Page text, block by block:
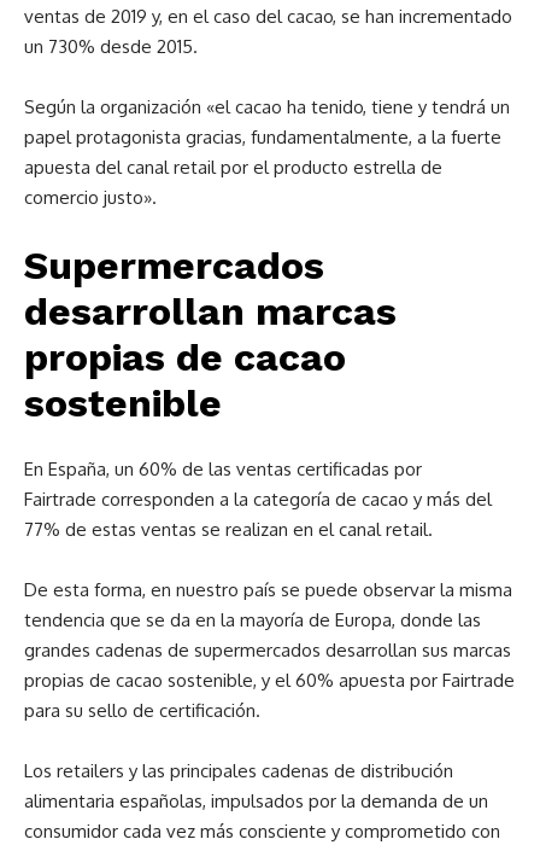
ventas de 2019 y, en el caso del cacao, se han incrementado
un 730% desde 2015.
Según la organización «el cacao ha tenido, tiene y tendrá un
papel protagonista gracias, fundamentalmente, a la fuerte
apuesta del canal retail por el producto estrella de
comercio justo».
Supermercados
desarrollan marcas
propias de cacao
sostenible
En España, un 60% de las ventas certificadas por
Fairtrade corresponden a la categoría de cacao y más del
77% de estas ventas se realizan en el canal retail.
De esta forma, en nuestro país se puede observar la misma
tendencia que se da en la mayoría de Europa, donde las
grandes cadenas de supermercados desarrollan sus marcas
propias de cacao sostenible, y el 60% apuesta por Fairtrade
para su sello de certificación.
Los retailers y las principales cadenas de distribución
alimentaria españolas, impulsados por la demanda de un
consumidor cada vez más consciente y comprometido con